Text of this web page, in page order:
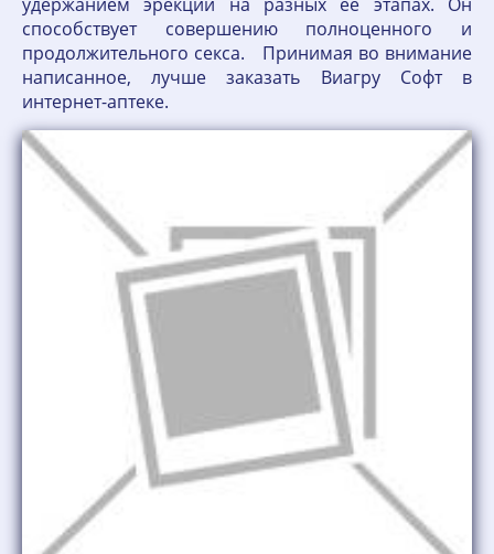
способствует совершению полноценного и
продолжительного секса. Принимая во внимание
написанное, лучше заказать Виагру Софт в
интернет-аптеке.